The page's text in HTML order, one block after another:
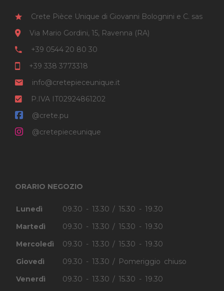
Crete Pièce Unique di Giovanni Bolognini e C. sas
Via Mario Gordini, 15, Ravenna (RA)
+39 0544 20 80 30
+39 338 3773318
info@cretepieceunique.it
P.IVA IT02924861202
@crete.pu
@cretepieceunique
ORARIO NEGOZIO
Lunedì
09.30 - 13.30 / 15.30 - 19.30
Martedì
09.30 - 13.30 / 15.30 - 19.30
Mercoledì
09.30 - 13.30 / 15.30 - 19.30
Giovedì
09.30 - 13.30 / Pomeriggio chiuso
Venerdì
09.30 - 13.30 / 15.30 - 19.30